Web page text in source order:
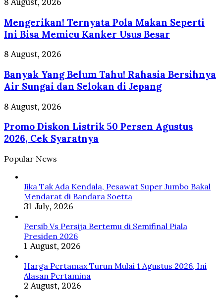
Saat
RI
17
Rakyat
Diberangkatkan
ke
OKI
Pola
Makan
Seperti
Ini
Memicu
Kanker
Usus
Mengerikan! Ternyata Pola Makan Seperti
Ini Bisa Memicu Kanker Usus Besar
Banyak
Belum
Tahu!
Rahasia
Bersihnya
Sungai
dan
Selokan
Jepang
8 August, 2026
Banyak Yang Belum Tahu! Rahasia Bersihnya
Air Sungai dan Selokan di Jepang
Promo
Listrik
50
Persen
Agustus
2026,
Cek
Syaratnya
8 August, 2026
Promo Diskon Listrik 50 Persen Agustus
2026, Cek Syaratnya
Popular News
Jika Tak Ada Kendala, Pesawat Super Jumbo Bakal
Mendarat di Bandara Soetta
31 July, 2026
Persib Vs Persija Bertemu di Semifinal Piala
Presiden 2026
1 August, 2026
Harga Pertamax Turun Mulai 1 Agustus 2026, Ini
Alasan Pertamina
2 August, 2026